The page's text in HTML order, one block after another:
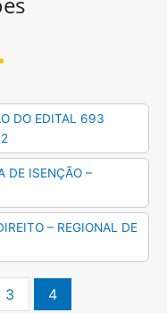
DO EDITAL 693
DE ISENÇÃO –
– REGIONAL DE
3 4